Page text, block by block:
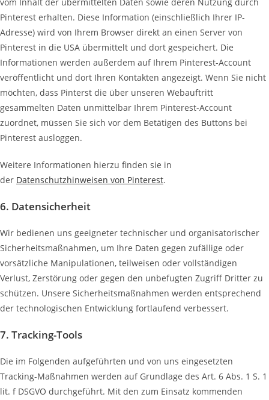
Pinterest erhalten. Diese Information (einschließlich Ihrer IP-
Adresse) wird von Ihrem Browser direkt an einen Server von
Pinterest in die USA übermittelt und dort gespeichert. Die
Informationen werden außerdem auf Ihrem Pinterest-Account
veröffentlicht und dort Ihren Kontakten angezeigt. Wenn Sie nicht
möchten, dass Pinterst die über unseren Webauftritt
gesammelten Daten unmittelbar Ihrem Pinterest-Account
zuordnet, müssen Sie sich vor dem Betätigen des Buttons bei
Pinterest ausloggen.
Weitere Informationen hierzu finden sie in
der Datenschutzhinweisen von Pinterest.
6. Datensicherheit
Wir bedienen uns geeigneter technischer und organisatorischer
Sicherheitsmaßnahmen, um Ihre Daten gegen zufällige oder
vorsätzliche Manipulationen, teilweisen oder vollständigen
Verlust, Zerstörung oder gegen den unbefugten Zugriff Dritter zu
schützen. Unsere Sicherheitsmaßnahmen werden entsprechend
der technologischen Entwicklung fortlaufend verbessert.
7. Tracking-Tools
Die im Folgenden aufgeführten und von uns eingesetzten
Tracking-Maßnahmen werden auf Grundlage des Art. 6 Abs. 1 S. 1
lit. f DSGVO durchgeführt. Mit den zum Einsatz kommenden